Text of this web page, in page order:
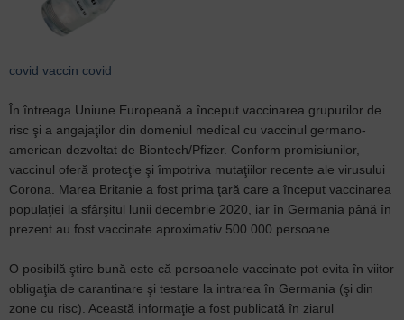
covid vaccin covid
În întreaga Uniune Europeană a început vaccinarea grupurilor de
risc şi a angajaţilor din domeniul medical cu vaccinul germano-
american dezvoltat de Biontech/Pfizer. Conform promisiunilor,
vaccinul oferă protecţie şi împotriva mutaţiilor recente ale virusului
Corona. Marea Britanie a fost prima ţară care a început vaccinarea
populaţiei la sfârşitul lunii decembrie 2020, iar în Germania până în
prezent au fost vaccinate aproximativ 500.000 persoane.
O posibilă ştire bună este că persoanele vaccinate pot evita în viitor
obligaţia de carantinare şi testare la intrarea în Germania (şi din
zone cu risc). Această informaţie a fost publicată în ziarul